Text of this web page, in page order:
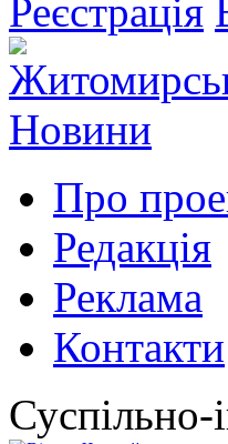
Реєстрація
Про
Редакція
Реклама
Контакти